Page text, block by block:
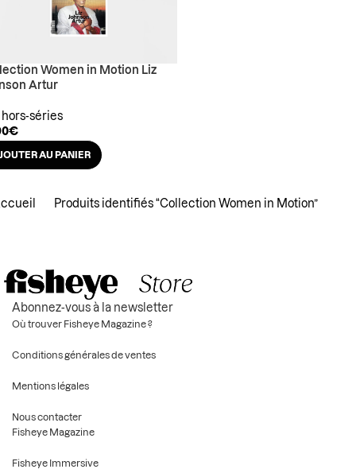
Women in Motion Liz
Artur
hors-séries
€
AU PANIER
Produits identifiés “Collection Women in Motion”
Abonnez-vous à la newsletter
Où trouver Fisheye Magazine ?
Conditions générales de ventes
Mentions légales
Nous contacter
Fisheye Magazine
Fisheye Immersive